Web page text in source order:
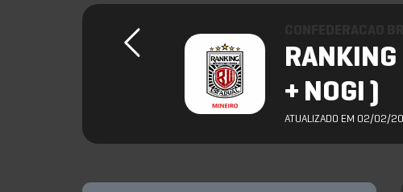
+ NOGI )
ATUALIZADO EM 02/02/